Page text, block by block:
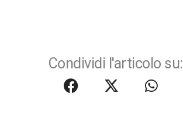
Condividi l'articolo su: